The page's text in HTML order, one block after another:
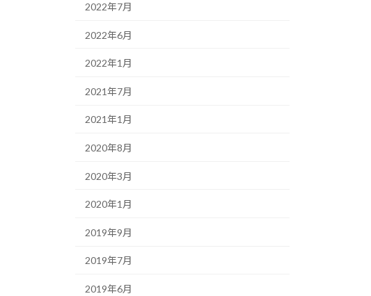
2022年7月
2022年6月
2022年1月
2021年7月
2021年1月
2020年8月
2020年3月
2020年1月
2019年9月
2019年7月
2019年6月